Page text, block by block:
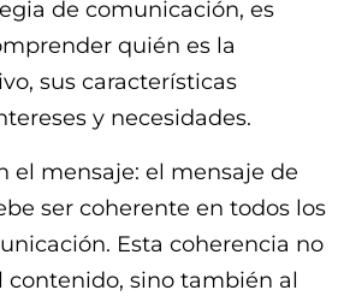
de comunicación, es
quién es la
sus características
y necesidades.
el mensaje: el mensaje de
ser coherente en todos los
Esta coherencia no
contenido, sino también al